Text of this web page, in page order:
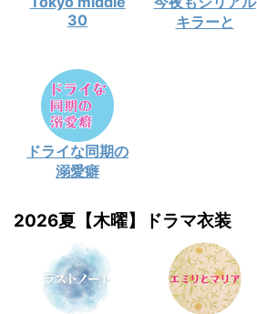
30
キラーと
ドライな同期の
溺愛癖
2026夏【木曜】ドラマ衣装